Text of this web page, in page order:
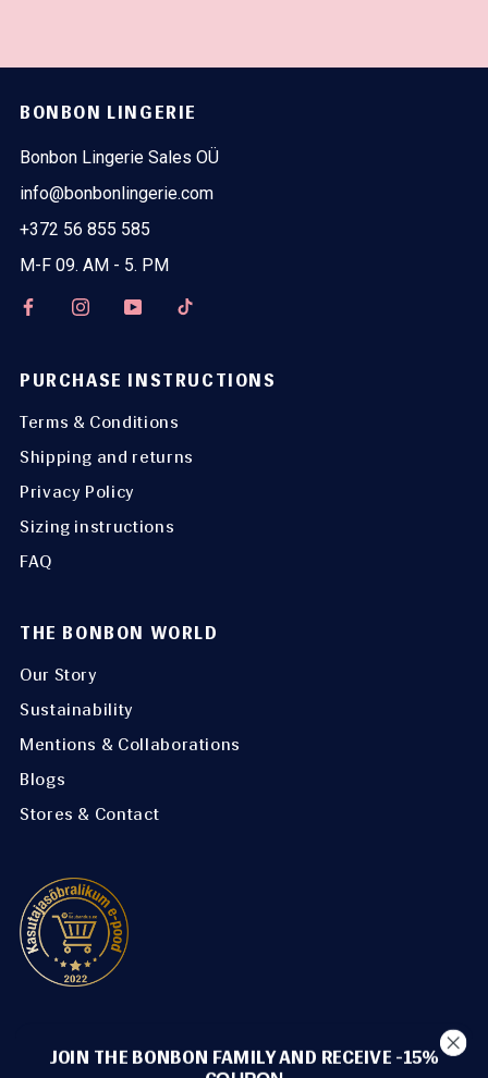
BONBON LINGERIE
Bonbon Lingerie Sales OÜ
info@bonbonlingerie.com
+372 56 855 585
M-F 09. AM - 5. PM
PURCHASE INSTRUCTIONS
Terms & Conditions
Shipping and returns
Privacy Policy
Sizing instructions
FAQ
THE BONBON WORLD
Our Story
Sustainability
Mentions & Collaborations
Blogs
Stores & Contact
METHODS OF PAYMENT
JOIN THE BONBON FAMILY AND RECEIVE -15%